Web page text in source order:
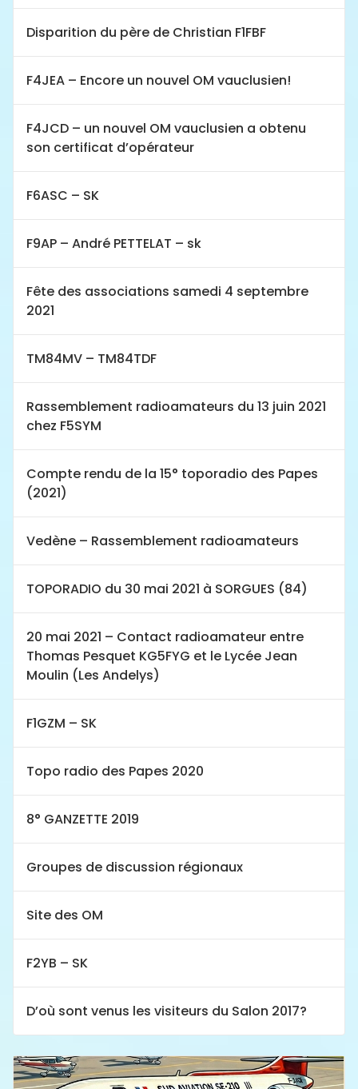
Disparition du père de Christian F1FBF
F4JEA – Encore un nouvel OM vauclusien!
F4JCD – un nouvel OM vauclusien a obtenu
son certificat d’opérateur
F6ASC – SK
F9AP – André PETTELAT – sk
Fête des associations samedi 4 septembre
2021
TM84MV – TM84TDF
Rassemblement radioamateurs du 13 juin 2021
chez F5SYM
Compte rendu de la 15° toporadio des Papes
(2021)
Vedène – Rassemblement radioamateurs
TOPORADIO du 30 mai 2021 à SORGUES (84)
20 mai 2021 – Contact radioamateur entre
Thomas Pesquet KG5FYG et le Lycée Jean
Moulin (Les Andelys)
F1GZM – SK
Topo radio des Papes 2020
8° GANZETTE 2019
Groupes de discussion régionaux
Site des OM
F2YB – SK
D’où sont venus les visiteurs du Salon 2017?